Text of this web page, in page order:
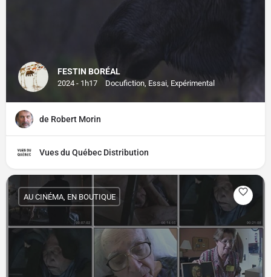
FESTIN BORÉAL
2024 - 1h17 Docufiction, Essai, Expérimental
de Robert Morin
Vues du Québec Distribution
AU CINÉMA, EN BOUTIQUE